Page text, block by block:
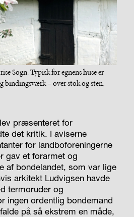
Sogn. Typisk for egnens huse er
bindingsværk – over stok og sten,
præsenteret for
det kritik. I aviserne
for landboforeningerne
gav et forarmet og
af bondelandet, som var lige
arkitekt Ludvigsen havde
termoruder og
ingen ordentlig bondemand
på så ekstrem en måde,